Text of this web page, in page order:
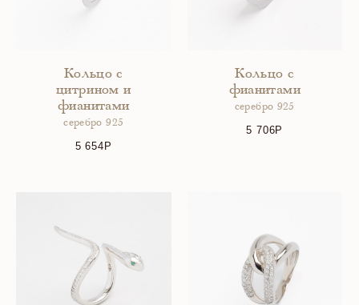
Кольцо с
цитрином и
фианитами
серебро 925
5 654
Кольцо с
фианитами
серебро 925
5 706